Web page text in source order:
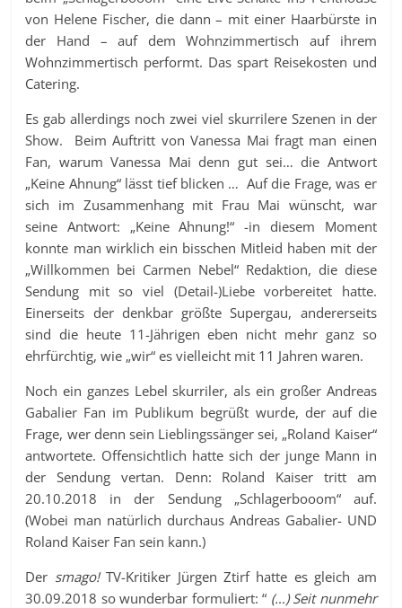
von Helene Fischer, die dann – mit einer Haarbürste in
der Hand – auf dem Wohnzimmertisch auf ihrem
Wohnzimmertisch performt. Das spart Reisekosten und
Catering.
Es gab allerdings noch zwei viel skurrilere Szenen in der
Show. Beim Auftritt von Vanessa Mai fragt man einen
Fan, warum Vanessa Mai denn gut sei… die Antwort
„Keine Ahnung“ lässt tief blicken … Auf die Frage, was er
sich im Zusammenhang mit Frau Mai wünscht, war
seine Antwort: „Keine Ahnung!“ -in diesem Moment
konnte man wirklich ein bisschen Mitleid haben mit der
„Willkommen bei Carmen Nebel“ Redaktion, die diese
Sendung mit so viel (Detail-)Liebe vorbereitet hatte.
Einerseits der denkbar größte Supergau, andererseits
sind die heute 11-Jährigen eben nicht mehr ganz so
ehrfürchtig, wie „wir“ es vielleicht mit 11 Jahren waren.
Noch ein ganzes Lebel skurriler, als ein großer Andreas
Gabalier Fan im Publikum begrüßt wurde, der auf die
Frage, wer denn sein Lieblingssänger sei, „Roland Kaiser“
antwortete. Offensichtlich hatte sich der junge Mann in
der Sendung vertan. Denn: Roland Kaiser tritt am
20.10.2018 in der Sendung „Schlagerbooom“ auf.
(Wobei man natürlich durchaus Andreas Gabalier- UND
Roland Kaiser Fan sein kann.)
Der smago!TV-Kritiker Jürgen Ztirf hatte es gleich am
30.09.2018 so wunderbar formuliert: “ (…) Seit nunmehr